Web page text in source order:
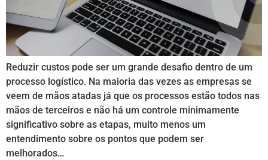
Reduzir custos pode ser um grande desafio dentro de um
processo logístico. Na maioria das vezes as empresas se
veem de mãos atadas já que os processos estão todos nas
mãos de terceiros e não há um controle minimamente
significativo sobre as etapas, muito menos um
entendimento sobre os pontos que podem ser
melhorados…